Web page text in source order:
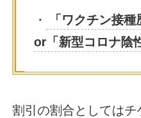
・
「ワクチン接種
or「新型コロナ陰
割引の割合としては